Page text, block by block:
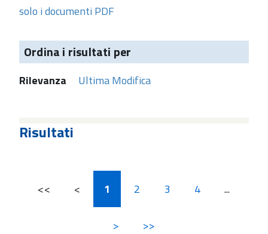
solo i documenti PDF
Ordina i risultati per
Rilevanza Ultima Modifica
Risultati
<< < 1 2 3 4 ...
> >>